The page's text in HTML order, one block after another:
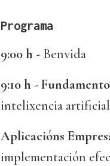
Programa
9:00 h - Benvida
9:10 h -
intelixencia
Aplicacións
implementación